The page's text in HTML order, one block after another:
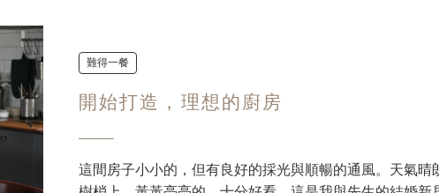
難得一餐
開始打造，理想的廚房
這間房子小小的，但有良好的採光與順暢的通風。天氣晴